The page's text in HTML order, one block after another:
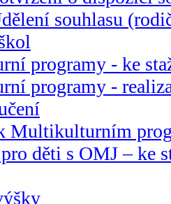
souhlasu
programy - ke
programy -
Multikulturním
děti s OMJ – ke